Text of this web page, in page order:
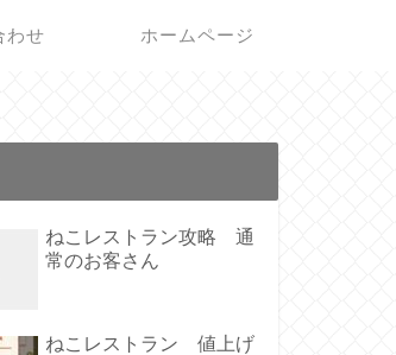
わせ ホームページ
ねこレストラン攻略 通
常のお客さん
ねこレストラン 値上げ